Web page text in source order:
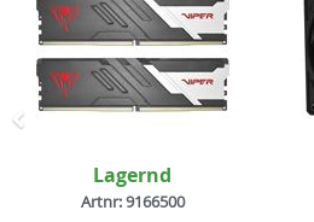
Lagernd
Artnr: 9166500
Zurück